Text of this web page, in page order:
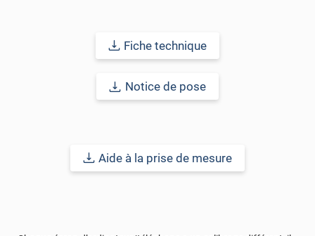
Fiche technique
Notice de pose
Aide à la prise de mesure